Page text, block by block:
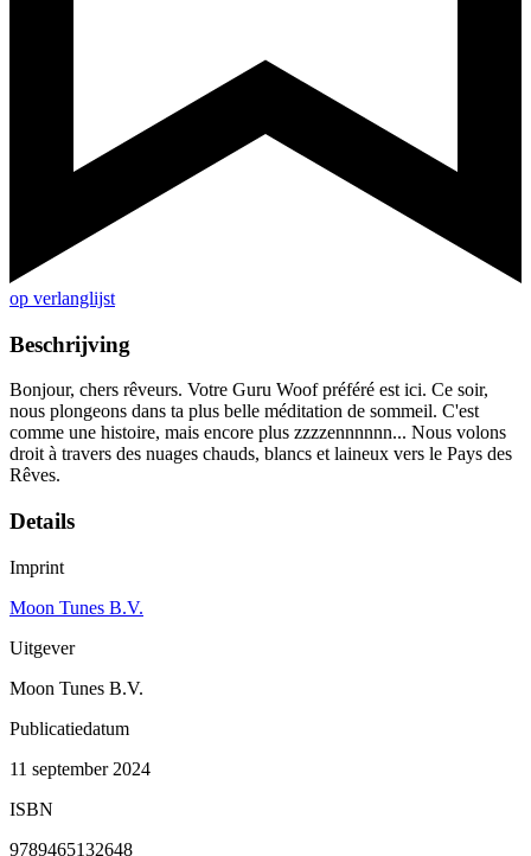
op verlanglijst
Beschrijving
Bonjour, chers rêveurs. Votre Guru Woof préféré est ici. Ce soir,
nous plongeons dans ta plus belle méditation de sommeil. C'est
comme une histoire, mais encore plus zzzzennnnnn... Nous volons
droit à travers des nuages chauds, blancs et laineux vers le Pays des
Rêves.
Details
Imprint
Moon Tunes B.V.
Uitgever
Moon Tunes B.V.
Publicatiedatum
11 september 2024
ISBN
9789465132648